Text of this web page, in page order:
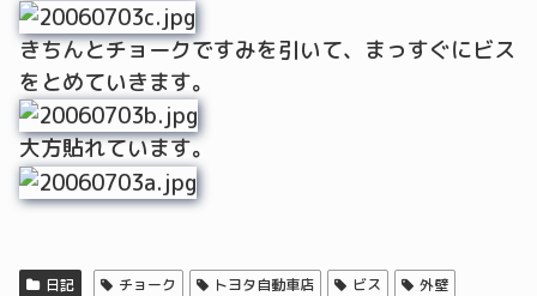
きちんとチョークですみを引いて、まっすぐにビス
をとめていきます。
大方貼れています。
日記 チョーク トヨタ自動車店 ビス
外壁